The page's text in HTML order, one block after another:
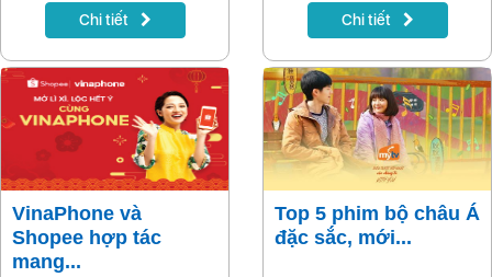
mapping lần đầu tiên tại Việt
Nam, hứa hẹn mang đến cho
nghiệm ấn tượng, đánh dấu
thời khắc chào đón năm mới
2021 với những dấu ấn khó
quên.
Chi tiết
dự nhận bằng khen là doanh
nghiệp tiêu biểu triển khai
Truyền thông. Tính đến thời
điểm này, tỷ lệ sử dụng IPv6
của VNPT đã đạt 44%.
Chi tiết
VinaPhone và
Shopee hợp tác
mang...
Top 5 phim bộ châu Á
đặc sắc, mới...